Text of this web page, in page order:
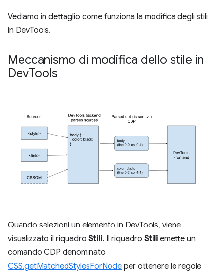
Vediamo in dettaglio come funziona la modifica degli stili
in DevTools.
Meccanismo di modifica dello stile in
DevTools
Quando selezioni un elemento in DevTools, viene
visualizzato il riquadro Stili. Il riquadro Stili emette un
comando CDP denominato
CSS.getMatchedStylesForNode per ottenere le regole